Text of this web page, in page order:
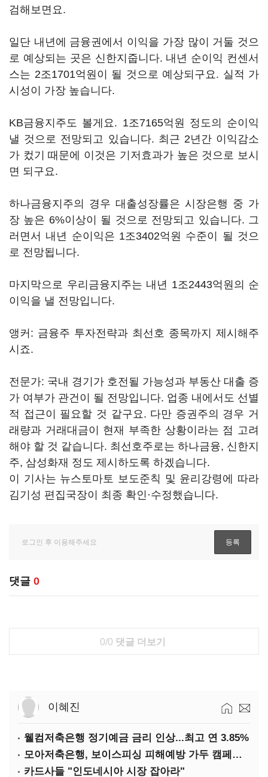
검해보면요.
일단 내년에 금융권에서 이익을 가장 많이 거둘 것으
로 예상되는 곳은 신한지줍니다. 내년 순이익 컨센서
스는 2조1701억원이 될 것으로 예상되구요. 실적 가
시성이 가장 높습니다.
KB금융지주도 볼게요. 1조7165억원 정도의 순이익
낼 것으로 전망되고 있습니다. 최근 2년간 이익감소
가 컸기 때문에 이것은 기저효과가 높은 것으로 보시
면 되구요.
하나금융지주의 경우 대출성장률은 시장은행 중 가
장 높은 6%이상이 될 것으로 전망되고 있습니다. 그
러면서 내년 순이익은 1조3402억원 수준이 될 것으
로 전망됩니다.
마지막으로 우리금융지주는 내년 1조2443억원의 순
이익을 낼 전망입니다.
앵커: 금융주 투자전략과 최선호 종목까지 제시해주
시죠.
전문가: 국내 경기가 호전될 가능성과 부동산 대출 증
가 여부가 관건이 될 전망입니다. 업종 내에서도 선별
적 접근이 필요할 것 같구요. 다만 증권주의 경우 거
래량과 거래대금이 현재 부족한 상황이라는 점 고려
해야 할 것 같습니다. 최선호주로는 하나금융, 신한지
주, 삼성화재 정도 제시하도록 하겠습니다.
이 기사는 뉴스토마토 보도준칙 및 윤리강령에 따라
김기성 편집국장이 최종 확인·수정했습니다.
댓글 0
0/0 댓글 더보기
이혜진
웰컴저축은행 정기예금 금리 인상...최고 연 3.85%
모아저축은행, 보이스피싱 피해예방 가두 캠페인 실시
카드사들 "인도네시아 시장 잡아라"